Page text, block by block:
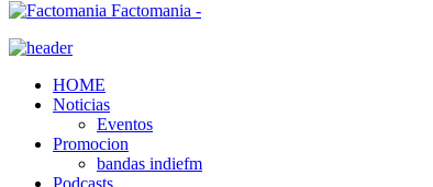
Factomania -
HOME
Noticias
Eventos
Promocion
bandas indiefm
Podcasts